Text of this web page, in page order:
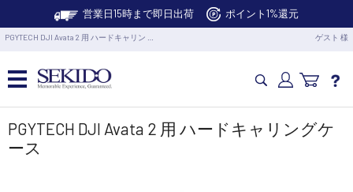
営業日15時まで即日出荷 ポイント1%還元
PGYTECH DJI Avata 2 用 ハードキャリン … ゲスト 様
カメラドローン・生活家電
PGYTECH DJI Avata 2 用 ハードキャリングケ
ース